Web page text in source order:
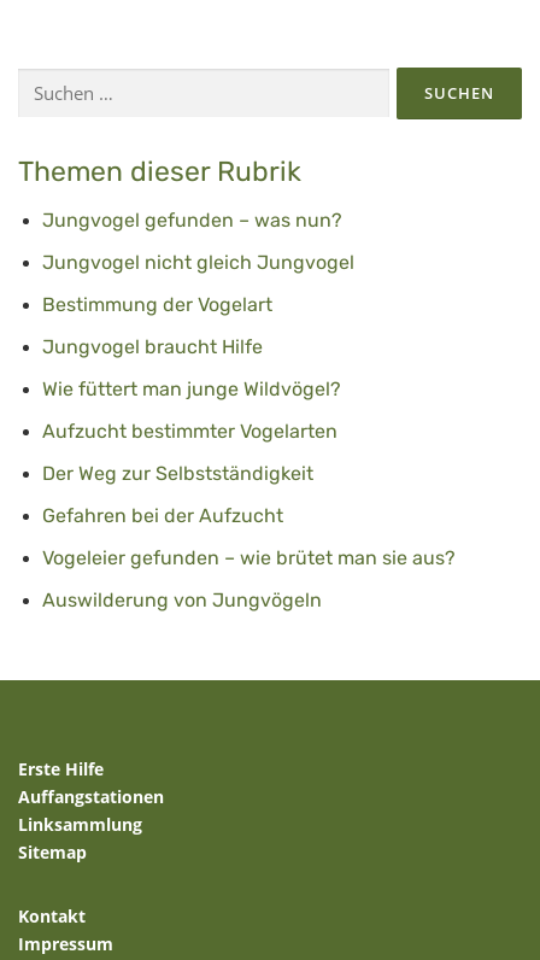
nach:
Themen dieser Rubrik
Jungvogel gefunden – was nun?
Jungvogel nicht gleich Jungvogel
Bestimmung der Vogelart
Jungvogel braucht Hilfe
Wie füttert man junge Wildvögel?
Aufzucht bestimmter Vogelarten
Der Weg zur Selbstständigkeit
Gefahren bei der Aufzucht
Vogeleier gefunden – wie brütet man sie aus?
Auswilderung von Jungvögeln
Erste Hilfe
Auffangstationen
Linksammlung
Sitemap
Kontakt
Impressum